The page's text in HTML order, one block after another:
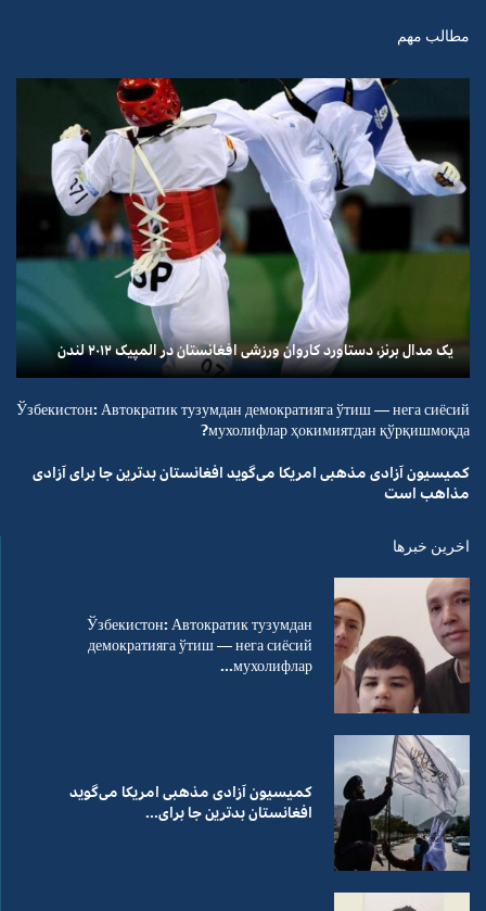
مطالب مهم
یک مدال برنز، دستاورد کاروان ورزشی افغانستان در المپیک ۲۰۱۲ لندن
Ўзбекистон: Автократик тузумдан демократияга ўтиш — нега сиёсий
мухолифлар ҳокимиятдан қўрқишмоқда?
کمیسیون آزادی مذهبی امریکا می‌گوید افغانستان بدترین جا برای آزادی
مذاهب است
اخرین خبرها
Ўзбекистон: Автократик тузумдан
демократияга ўтиш — нега сиёсий
мухолифлар...
کمیسیون آزادی مذهبی امریکا می‌گوید
افغانستان بدترین جا برای...